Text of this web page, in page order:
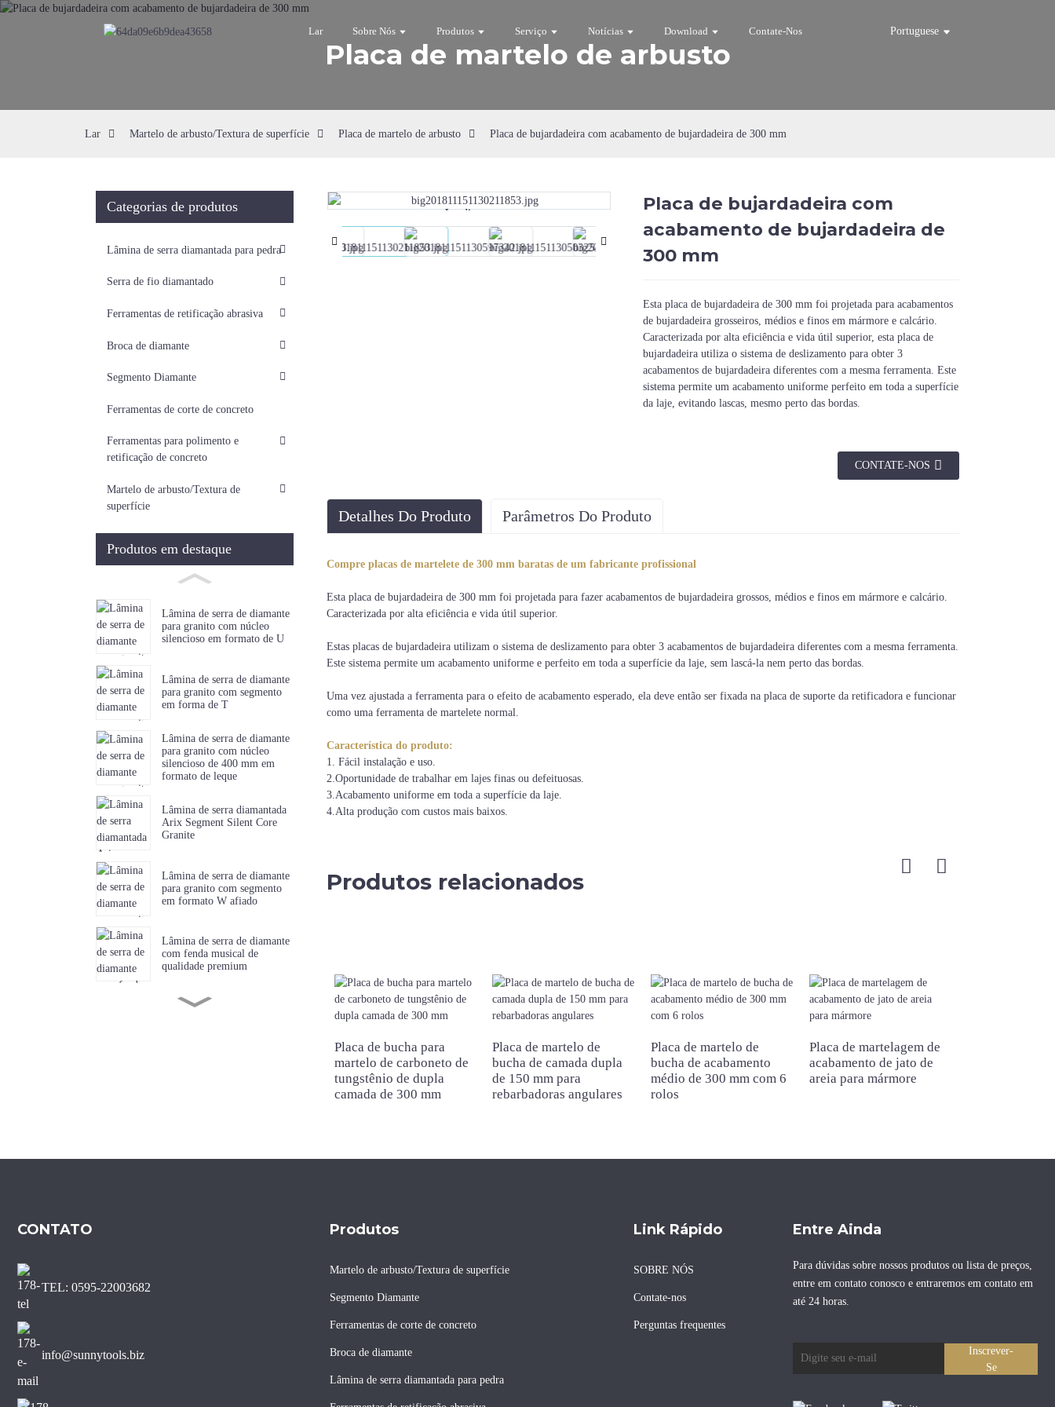
Lar Sobre Nós Produtos Serviço Notícias Download Contate-Nos Portuguese
Placa de martelo de arbusto
Lar Martelo de arbusto/Textura de superfície Placa de martelo de arbusto Placa de bujardadeira com acabamento de bujardadeira de 300 mm
Categorias de produtos
Lâmina de serra diamantada para pedra
Serra de fio diamantado
Ferramentas de retificação abrasiva
Broca de diamante
Segmento Diamante
Ferramentas de corte de concreto
Ferramentas para polimento e
retificação de concreto
Martelo de arbusto/Textura de
superfície
Produtos em destaque
Lâmina de serra de diamante
para granito com núcleo
silencioso em formato de U
Lâmina de serra de diamante
para granito com segmento
em forma de T
Lâmina de serra de diamante
para granito com núcleo
silencioso de 400 mm em
formato de leque
Lâmina de serra diamantada
Arix Segment Silent Core
Granite
Lâmina de serra de diamante
para granito com segmento
em formato W afiado
Lâmina de serra de diamante
com fenda musical de
qualidade premium
Lâmina de serra diamantada
mármore
Loading...
Loading... Loading...
Loading... Loading...
Loading...
Placa de bujardadeira com
acabamento de bujardadeira de
300 mm
Esta placa de bujardadeira de 300 mm foi projetada para acabamentos
de bujardadeira grosseiros, médios e finos em mármore e calcário.
Caracterizada por alta eficiência e vida útil superior, esta placa de
bujardadeira utiliza o sistema de deslizamento para obter 3
acabamentos de bujardadeira diferentes com a mesma ferramenta. Este
sistema permite um acabamento uniforme perfeito em toda a superfície
da laje, evitando lascas, mesmo perto das bordas.
CONTATE-NOS
Detalhes Do Produto Parâmetros Do Produto
Compre placas de martelete de 300 mm baratas de um fabricante profissional
Esta placa de bujardadeira de 300 mm foi projetada para fazer acabamentos de bujardadeira grossos, médios e finos em mármore e calcário.
Caracterizada por alta eficiência e vida útil superior.
Estas placas de bujardadeira utilizam o sistema de deslizamento para obter 3 acabamentos de bujardadeira diferentes com a mesma ferramenta.
Este sistema permite um acabamento uniforme e perfeito em toda a superfície da laje, sem lascá-la nem perto das bordas.
Uma vez ajustada a ferramenta para o efeito de acabamento esperado, ela deve então ser fixada na placa de suporte da retificadora e funcionar
como uma ferramenta de martelete normal.
Característica do produto:
1. Fácil instalação e uso.
2.Oportunidade de trabalhar em lajes finas ou defeituosas.
3.Acabamento uniforme em toda a superfície da laje.
4.Alta produção com custos mais baixos.
6 peças
Produtos relacionados
Placa de bucha para
martelo de carboneto de
tungstênio de dupla
camada de 300 mm
Placa de martelo de
bucha de camada dupla
de 150 mm para
rebarbadoras angulares
Placa de martelo de
bucha de acabamento
médio de 300 mm com 6
rolos
Placa de martelagem de
acabamento de jato de
areia para mármore
CONTATO
TEL: 0595-22003682
info@sunnytools.biz
Produtos
Martelo de arbusto/Textura de superfície
Segmento Diamante
Ferramentas de corte de concreto
Broca de diamante
Lâmina de serra diamantada para pedra
Link Rápido
SOBRE NÓS
Contate-nos
Perguntas frequentes
Entre Ainda
Para dúvidas sobre nossos produtos ou lista de preços,
entre em contato conosco e entraremos em contato em
até 24 horas.
Inscrever-
Se